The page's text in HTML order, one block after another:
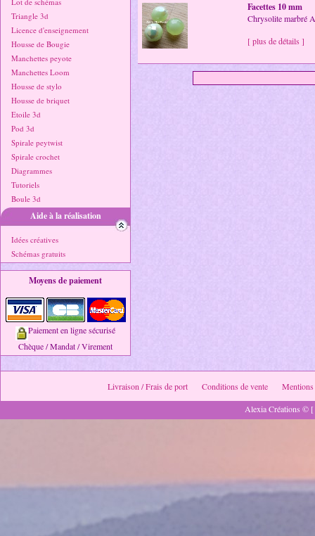
Triangle 3d
Licence d'enseignement
Housse de Bougie
Manchettes peyote
Manchettes Loom
Housse de stylo
Housse de briquet
Etoile 3d
Pod 3d
Spirale peytwist
Spirale crochet
Diagrammes
Tutoriels
Boule 3d
Aide à la réalisation
Idées créatives
Schémas gratuits
Moyens de paiement
Paiement en ligne sécurisé
Chèque / Mandat / Virement
Facettes 10 mm
Chrysolite marbré
[ plus de détails ]
Livraison / Frais de port Conditions de vente
Mentions
Alexia Créations ©